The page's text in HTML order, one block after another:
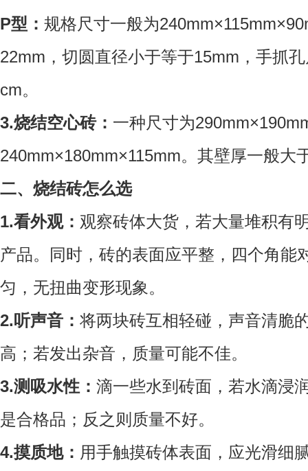
P型： 规格尺寸一般为
22mm，切圆直径小于等于15mm，手抓
cm。
3.烧结空心砖： 一种尺寸为
240mm×180mm×115mm。其壁厚一般大
二、烧结砖怎么选
1.看外观： 观察砖体大货，若大量堆积有
产品。同时，砖的表面应平整，四个角能
匀，无扭曲变形现象。
2.听声音： 将两块砖互相轻碰，声音清脆
高；若发出杂音，质量可能不佳。
3.测吸水性： 滴一些水到砖面，若水滴浸
是合格品；反之则质量不好。
4.摸质地： 用手触摸砖体表面，应光滑细